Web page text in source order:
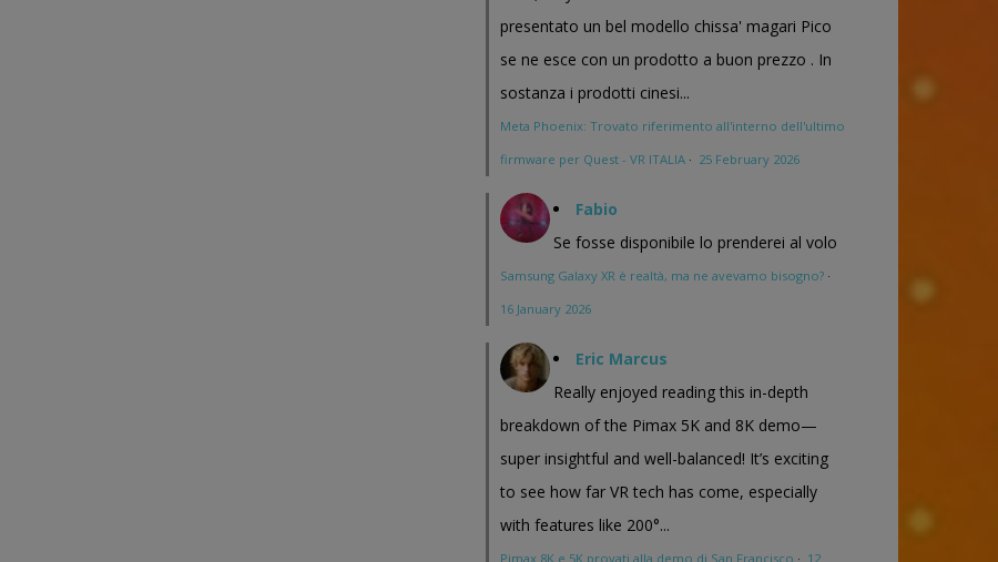
presentato un bel modello chissa' magari Pico
se ne esce con un prodotto a buon prezzo . In
sostanza i prodotti cinesi...
Meta Phoenix: Trovato riferimento all'interno dell'ultimo
firmware per Quest - VR ITALIA · 25 February 2026
Fabio
Se fosse disponibile lo prenderei al volo
Samsung Galaxy XR è realtà, ma ne avevamo bisogno? ·
16 January 2026
Eric Marcus
Really enjoyed reading this in-depth
breakdown of the Pimax 5K and 8K demo—
super insightful and well-balanced! It’s exciting
to see how far VR tech has come, especially
with features like 200°...
Pimax 8K e 5K provati alla demo di San Francisco · 12